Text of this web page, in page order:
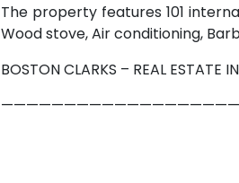
The property features 101
Wood stove, Air conditioning,
BOSTON CLARKS – REAL ESTATE